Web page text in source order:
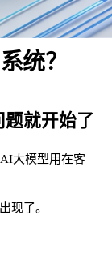
统？
就开始了
大模型用在客
现了。